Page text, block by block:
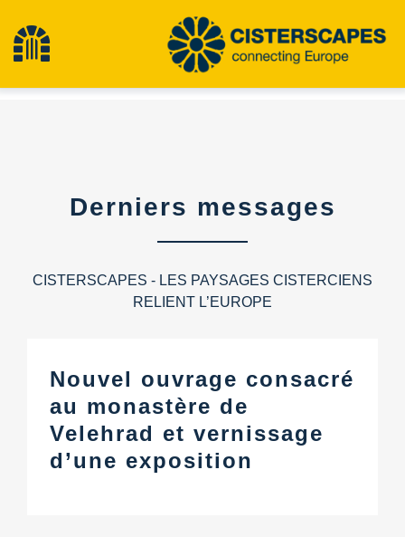
contenu
Toggle
Centre d’information
Téléchargements
Derniers messages
CISTERSCAPES - LES PAYSAGES CISTERCIENS
RELIENT L’EUROPE
Nouvel ouvrage consacré
au monastère de
Velehrad et vernissage
d’une exposition